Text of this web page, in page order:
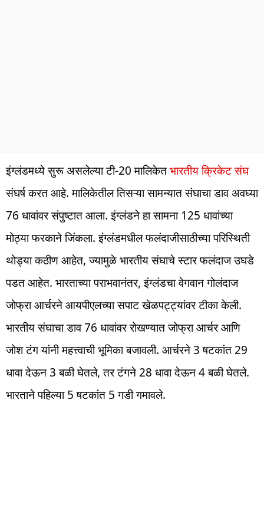
इंग्लंडमध्ये सुरू असलेल्या टी-20 मालिकेतभारतीय क्रिकेट संघ
संघर्ष करत आहे. मालिकेतील तिसऱ्या सामन्यात संघाचा डाव अवघ्या
76 धावांवर संपुष्टात आला. इंग्लंडने हा सामना 125 धावांच्या
मोठ्या फरकाने जिंकला. इंग्लंडमधील फलंदाजीसाठीच्या परिस्थिती
थोड्या कठीण आहेत, ज्यामुळे भारतीय संघाचे स्टार फलंदाज उघडे
पडत आहेत. भारताच्या पराभवानंतर, इंग्लंडचा वेगवान गोलंदाज
जोफ्रा आर्चरने आयपीएलच्या सपाट खेळपट्ट्यांवर टीका केली.
भारतीय संघाचा डाव 76 धावांवर रोखण्यात जोफ्रा आर्चर आणि
जोश टंग यांनी महत्त्वाची भूमिका बजावली. आर्चरने 3 षटकांत 29
धावा देऊन 3 बळी घेतले, तर टंगने 28 धावा देऊन 4 बळी घेतले.
भारताने पहिल्या 5 षटकांत 5 गडी गमावले.